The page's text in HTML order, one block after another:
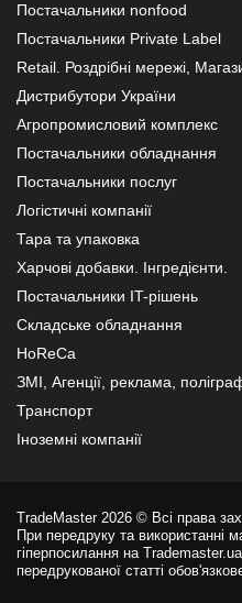
Постачальники nonfood
Постачальники Private Label
Retail. Роздрібні мережі,
Дистрибутори України
Агропромисловий комплекс
Постачальники обладнання
Постачальники послуг
Логістичні компанії
Тара та упаковка
Харчові добавки. Інгредієнти.
Постачальники IT-рішень
Складське обладнання
HoReCa
ЗМІ, Агенції, реклама,
Транспорт
Іноземні компанії
TradeMaster 2026 © Всі права
При передруку та використанні
гіперпосилання на
передрукованої статті